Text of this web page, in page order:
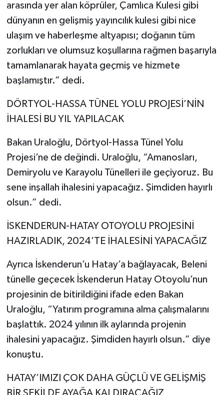
arasında yer alan köprüler, Çamlıca Kulesi gibi
dünyanın en gelişmiş yayıncılık kulesi gibi nice
ulaşım ve haberleşme altyapısı; doğanın tüm
zorlukları ve olumsuz koşullarına rağmen başarıyla
tamamlanarak hayata geçmiş ve hizmete
başlamıştır.” dedi.
DÖRTYOL-HASSA TÜNEL YOLU PROJESİ’NİN
İHALESİ BU YIL YAPILACAK
Bakan Uraloğlu, Dörtyol-Hassa Tünel Yolu
Projesi’ne de değindi. Uraloğlu, “Amanosları,
Demiryolu ve Karayolu Tünelleri ile geçiyoruz. Bu
sene inşallah ihalesini yapacağız. Şimdiden hayırlı
olsun.” dedi.
İSKENDERUN-HATAY OTOYOLU PROJESİNİ
HAZIRLADIK, 2024’TE İHALESİNİ YAPACAĞIZ
Ayrıca İskenderun’u Hatay’a bağlayacak, Beleni
tünelle geçecek İskenderun Hatay Otoyolu’nun
projesinin de bitirildiğini ifade eden Bakan
Uraloğlu, “Yatırım programına alma çalışmalarını
başlattık. 2024 yılının ilk aylarında projenin
ihalesini yapacağız. Şimdiden hayırlı olsun.” diye
konuştu.
HATAY’IMIZI ÇOK DAHA GÜÇLÜ VE GELİŞMİŞ